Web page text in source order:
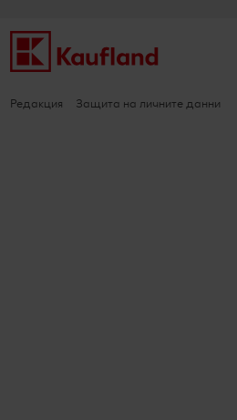
Редакция Защита на личните данни